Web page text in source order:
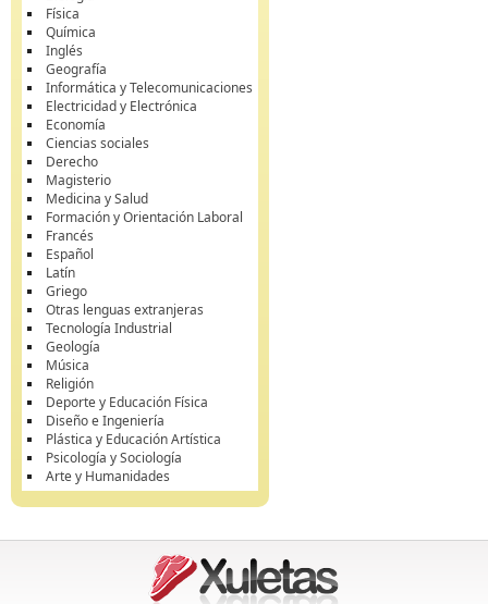
Física
Química
Inglés
Geografía
Informática y Telecomunicaciones
Electricidad y Electrónica
Economía
Ciencias sociales
Derecho
Magisterio
Medicina y Salud
Formación y Orientación Laboral
Francés
Español
Latín
Griego
Otras lenguas extranjeras
Tecnología Industrial
Geología
Música
Religión
Deporte y Educación Física
Diseño e Ingeniería
Plástica y Educación Artística
Psicología y Sociología
Arte y Humanidades